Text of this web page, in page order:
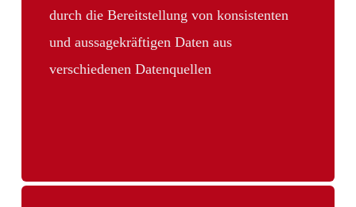
durch die Bereitstellung von konsistenten
und aussagekräftigen Daten aus
verschiedenen Datenquellen